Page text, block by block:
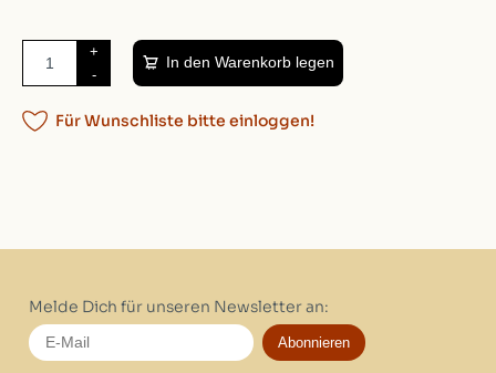
+
-
In den Warenkorb legen
Für Wunschliste bitte einloggen!
Melde Dich für unseren Newsletter an:
Abonnieren